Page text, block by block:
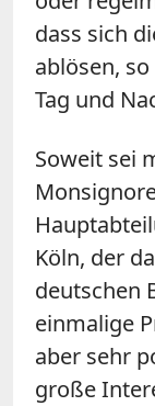
dass sich
ablösen,
Tag und
Soweit sei
Köln, der
deutschen
einmalige
aber sehr
große